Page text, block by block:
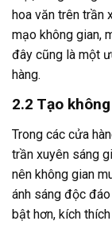
hoa văn trên trần
mạo không gian,
đây cũng là một
hàng.
2.2 Tạo
Trong các cửa
trần xuyên sáng
nên không gian
ánh sáng độc
bật hơn, kích